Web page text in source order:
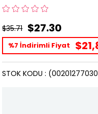
$35.71 $27.30
%7 İndirimli Fiyat
STOK KODU